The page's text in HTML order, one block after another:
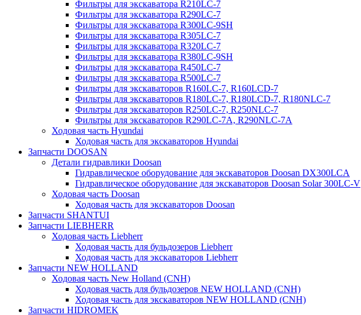
Фильтры для экскаватора R210LC-7
Фильтры для экскаватора R290LC-7
Фильтры для экскаватора R300LC-9SH
Фильтры для экскаватора R305LC-7
Фильтры для экскаватора R320LC-7
Фильтры для экскаватора R380LC-9SH
Фильтры для экскаватора R450LC-7
Фильтры для экскаватора R500LC-7
Фильтры для экскаваторов R160LC-7, R160LCD-7
Фильтры для экскаваторов R180LC-7, R180LCD-7, R180NLC-7
Фильтры для экскаваторов R250LC-7, R250NLC-7
Фильтры для экскаваторов R290LC-7A, R290NLC-7A
Ходовая часть Hyundai
Ходовая часть для экскаваторов Hyundai
Запчасти DOOSAN
Детали гидравлики Doosan
Гидравлическое оборудование для экскаваторов Doosan DX300LCA
Гидравлическое оборудование для экскаваторов Doosan Solar 300LC-V
Ходовая часть Doosan
Ходовая часть для экскаваторов Doosan
Запчасти SHANTUI
Запчасти LIEBHERR
Ходовая часть Liebherr
Ходовая часть для бульдозеров Liebherr
Ходовая часть для экскаваторов Liebherr
Запчасти NEW HOLLAND
Ходовая часть New Holland (CNH)
Ходовая часть для бульдозеров NEW HOLLAND (CNH)
Ходовая часть для экскаваторов NEW HOLLAND (CNH)
Запчасти HIDROMEK